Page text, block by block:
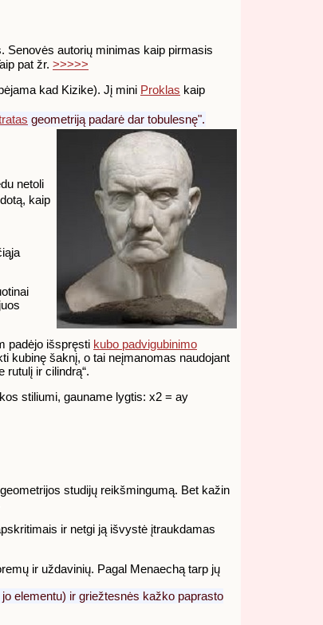
Senovės autorių minimas kaip pirmasis
pat žr. >>>>>
kad Kizike). Jį mini Proklas kaip
geometriją padarė dar tobulesnę".
netoli
kaip
padėjo išspręsti kubo padvigubinimo
kubinę šaknį, o tai neįmanomas naudojant
rutulį ir cilindrą“.
stiliumi, gauname lygtis: x2 = ay
studijų reikšmingumą. Bet kažin
ir netgi ją išvystė įtraukdamas
ir uždavinių. Pagal Menaechą tarp jų
elementu) ir griežtesnės kažko paprasto